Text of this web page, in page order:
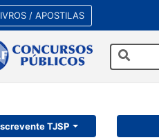
/ APOSTILAS
TJSP